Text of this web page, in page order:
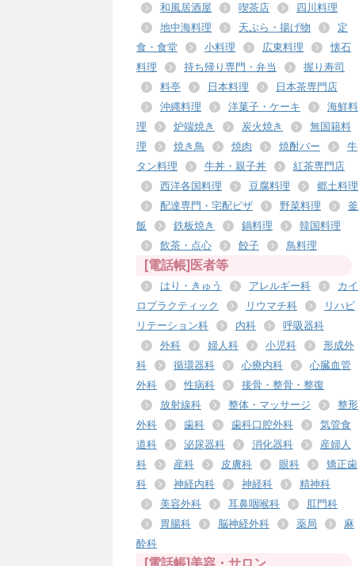
和風居酒屋
喫茶店
四川料理
地中海料理
天ぷら・揚げ物
定
食・食堂
小料理 広東料理
懐石
料理
持ち帰り専門・弁当
握り寿司
料亭
日本料理
日本茶専門店
沖縄料理
洋菓子・ケーキ
海鮮料
理
炉端焼き 炭火焼き
無国籍料
理
焼き鳥 焼肉 焼酎バー
牛
タン料理
牛丼・親子丼
紅茶専門店
西洋各国料理
豆腐料理
郷土料理
配達専門・宅配ピザ
野菜料理
釜
飯
鉄板焼き 鍋料理
韓国料理
飲茶・点心
餃子 鳥料理
[電話帳]医者等
はり・きゅう アレルギー科
カイ
ロプラクティック
リウマチ科
リハビ
リテーション科
内科
呼吸器科
外科
婦人科 小児科
形成外
科
循環器科 心療内科
心臓血管
外科
性病科
接骨・整骨・整復
放射線科
整体・マッサージ
整形
外科
歯科 歯科口腔外科
気管食
道科
泌尿器科 消化器科
産婦人
科
産科 皮膚科 眼科
矯正歯
科
神経内科 神経科
精神科
美容外科
耳鼻咽喉科
肛門科
胃腸科
脳神経外科 薬局
麻
酔科